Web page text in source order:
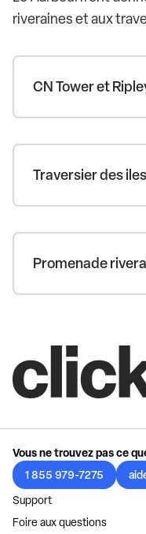
riveraines et aux
CN Tower et
Traversier des
Promenade
Vous ne trouvez pas ce
1 855 979-7275
Support
Foire aux questions